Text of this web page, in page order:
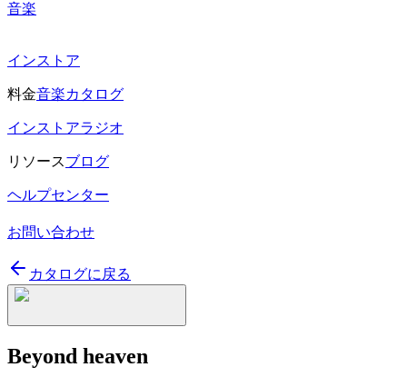
音楽
インストア
料金音楽カタログ
インストアラジオ
リソースブログ
ヘルプセンター
お問い合わせ
カタログに戻る
Beyond heaven